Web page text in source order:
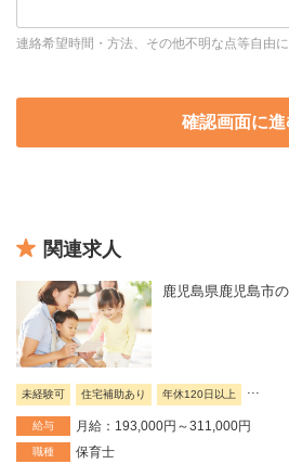
連絡希望時間・方法、その他不明な点等自由
関連求人
鹿児島県鹿児島市
未経験可 住宅補助あり 年休120日以上 ...
給与 月給：193,000円～311,000円
職種
保育士